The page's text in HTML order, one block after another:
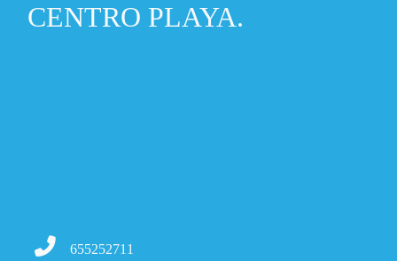
CENTRO PLAYA.
655252711